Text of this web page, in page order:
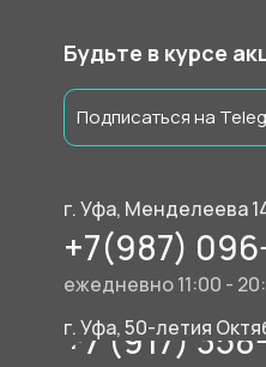
Будьте в курсе
г. Уфа, Менделеева
+7(987)
г. Уфа, 50-летия
+7 (917)
Подписаться на
ежедневно 11:00 -